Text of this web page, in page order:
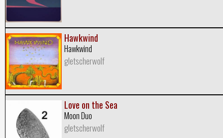
Hawkwind
Hawkwind
gletscherwolf
Love on the Sea
Moon Duo
gletscherwolf